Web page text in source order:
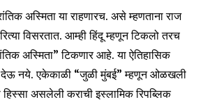
अस्मिता या राहणारच. असे म्हणताना राज
विसरतात. आम्ही हिंदू म्हणून टिकलो तरच
अस्मिता” टिकणार आहे. या ऐतिहासिक
देऊ नये. एकेकाळी “जुळी मुंबई” म्हणून ओळखली
हिस्सा असलेली कराची इस्लामिक रिपब्लिक